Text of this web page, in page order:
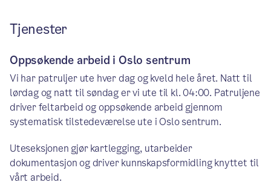
Tjenester
Oppsøkende arbeid i Oslo sentrum
Vi har patruljer ute hver dag og kveld hele året. Natt til
lørdag og natt til søndag er vi ute til kl. 04:00. Patruljene
driver feltarbeid og oppsøkende arbeid gjennom
systematisk tilstedeværelse ute i Oslo sentrum.
Uteseksjonen gjør kartlegging, utarbeider
dokumentasjon og driver kunnskapsformidling knyttet til
vårt arbeid.